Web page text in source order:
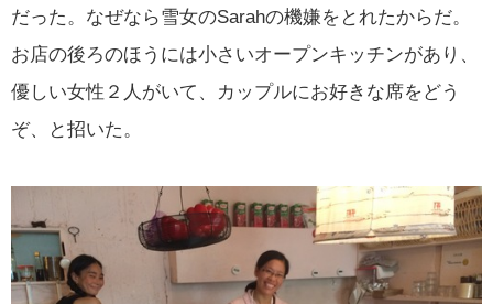
だった。なぜなら雪女のSarahの機嫌をとれたからだ。
お店の後ろのほうには小さいオープンキッチンがあり、
優しい女性２人がいて、カップルにお好きな席をどう
ぞ、と招いた。